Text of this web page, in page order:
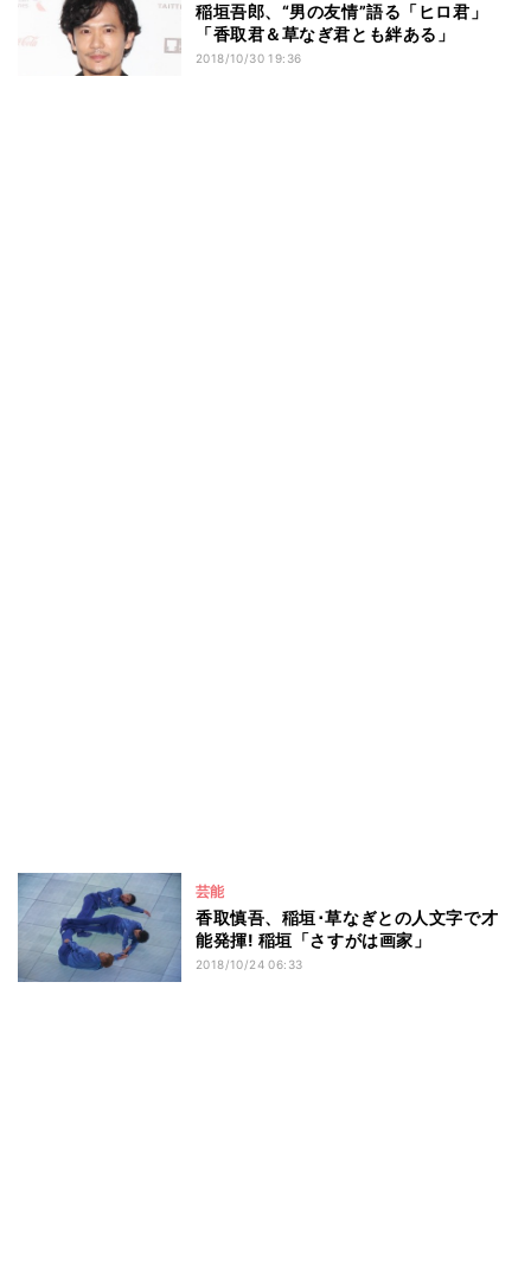
稲垣吾郎、“男の友情”語る「ヒロ君」
「香取君＆草なぎ君とも絆ある」
2018/10/30 19:36
芸能
香取慎吾、稲垣･草なぎとの人文字で才
能発揮! 稲垣「さすがは画家」
2018/10/24 06:33